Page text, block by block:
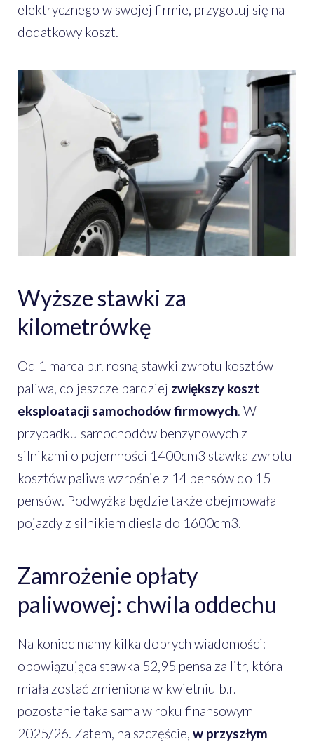
elektrycznego w swojej firmie, przygotuj się na
dodatkowy koszt.
Wyższe stawki za
kilometrówkę
Od 1 marca b.r. rosną stawki zwrotu kosztów
paliwa, co jeszcze bardziej zwiększy koszt
eksploatacji samochodów firmowych . W
przypadku samochodów benzynowych z
silnikami o pojemności 1400cm3 stawka zwrotu
kosztów paliwa wzrośnie z 14 pensów do 15
pensów. Podwyżka będzie także obejmowała
pojazdy z silnikiem diesla do 1600cm3.
Zamrożenie opłaty
paliwowej: chwila oddechu
Na koniec mamy kilka dobrych wiadomości:
obowiązująca stawka 52,95 pensa za litr, która
miała zostać zmieniona w kwietniu b.r.
pozostanie taka sama w roku finansowym
2025/26. Zatem, na szczęście, w przyszłym